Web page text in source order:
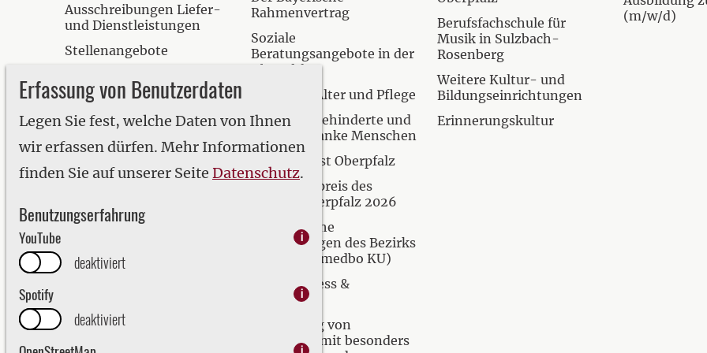
Erfassung von Benutzerdaten
Legen Sie fest, welche Daten von Ihnen
wir erfassen dürfen. Mehr Informationen
finden Sie auf unserer Seite Datenschutz.
Benutzungserfahrung
YouTube i
deaktiviert
Spotify
i
deaktiviert
Ausschreibungen Liefer-
und Dienstleistungen
Stellenangebote
Bezirkswappen
Studium und Ausbildung
eRechnung
Rahmenvertrag
Soziale
Beratungsangebote in der
Oberpfalz
Hilfen bei Alter und Pflege
Hilfen für behinderte und
seelisch kranke Menschen
Krisendienst Oberpfalz
Inklusionspreis des
Bezirks Oberpfalz 2026
Medizinische
Einrichtungen des Bezirks
Oberpfalz (medbo KU)
Kur, Wellness &
Prävention
Versorgung von
Menschen mit besonders
Berufsfachschule für
Musik in Sulzbach-
Rosenberg
Weitere Kultur- und
Bildungseinrichtungen
Erinnerungskultur
(m/w/d)